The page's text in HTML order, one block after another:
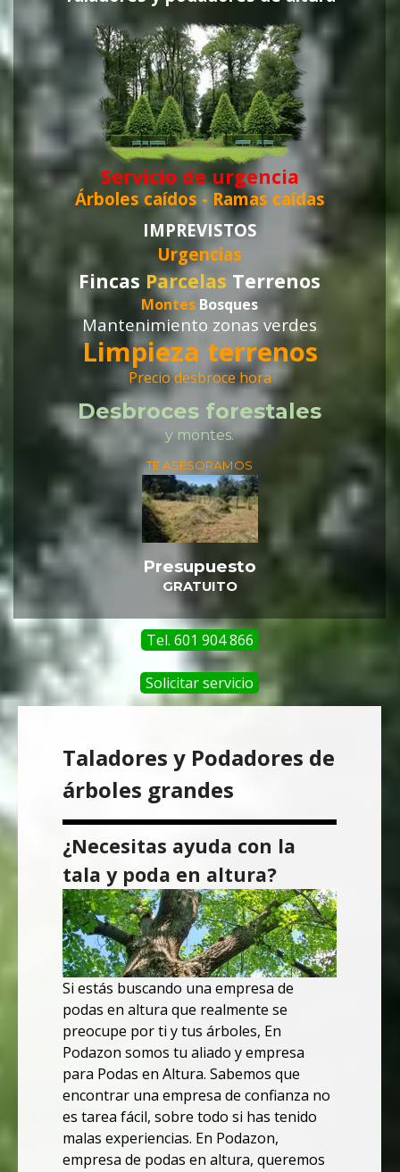
Servicio de urgencia
Árboles caídos - Ramas caídas
IMPREVISTOS
Urgencias
Fincas Parcelas Terrenos
Montes Bosques
Mantenimiento zonas verdes
Limpieza terrenos
Precio desbroce hora
Desbroces forestales
y montes.
TE ASESORAMOS
Presupuesto
GRATUITO
Tel. 601 904 866
Solicitar servicio
Taladores y Podadores de
árboles grandes
¿Necesitas ayuda con la
tala y poda en altura?
Si estás buscando una empresa de
podas en altura que realmente se
preocupe por ti y tus árboles, En
Podazon somos tu aliado y empresa
para Podas en Altura. Sabemos que
encontrar una empresa de confianza no
es tarea fácil, sobre todo si has tenido
malas experiencias. En Podazon,
empresa de podas en altura, queremos